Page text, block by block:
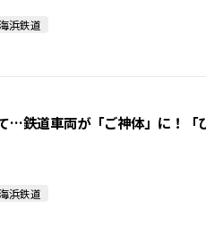
浜鉄道
…鉄道車両が「ご神体」に！
浜鉄道